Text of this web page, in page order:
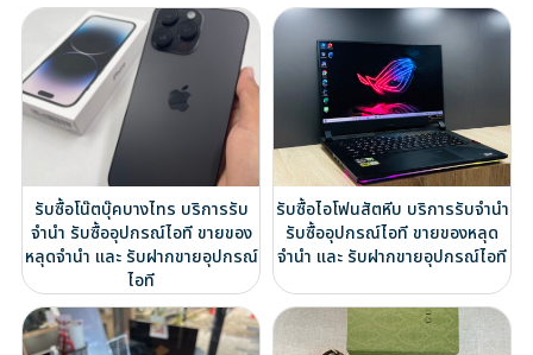
รับซื้อโน๊ตบุ๊คบางไทร บริการรับ
จำนำ รับซื้ออุปกรณ์ไอที ขายของ
หลุดจำนำ และ รับฝากขายอุปกรณ์
ไอที
รับซื้อไอโฟนสัตหีบ บริการรับจำนำ
รับซื้ออุปกรณ์ไอที ขายของหลุด
จำนำ และ รับฝากขายอุปกรณ์ไอที